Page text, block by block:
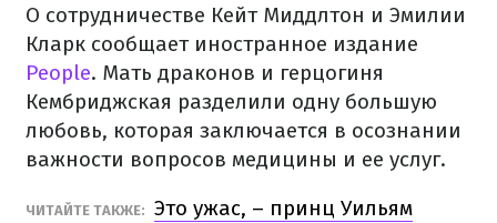
О сотрудничестве Кейт Миддлтон и Эмилии
Кларк сообщает иностранное издание
People. Мать драконов и герцогиня
Кембриджская разделили одну большую
любовь, которая заключается в осознании
важности вопросов медицины и ее услуг.
ЧИТАЙТЕ ТАКЖЕ: Это ужас, – принц Уильям